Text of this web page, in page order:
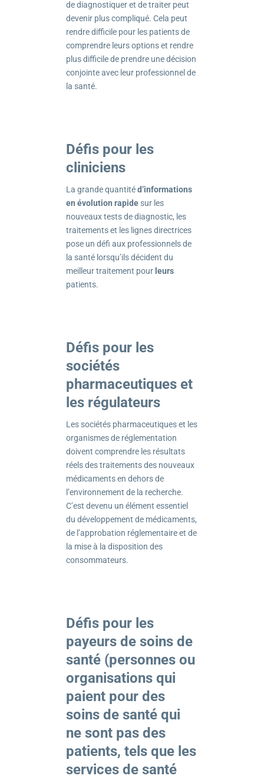
de diagnostiquer et de traiter peut
devenir plus compliqué. Cela peut
rendre difficile pour les patients de
comprendre leurs options et rendre
plus difficile de prendre une décision
conjointe avec leur professionnel de
la santé.
Défis pour les
cliniciens
La grande quantitéd’informations
en évolution rapidesur les
nouveaux tests de diagnostic, les
traitements et les lignes directrices
pose un défi aux professionnels de
la santé lorsqu’ils décident du
meilleur traitement pour leurs
patients.
Défis pour les
sociétés
pharmaceutiques et
les régulateurs
Les sociétés pharmaceutiques et les
organismes de réglementation
doivent comprendre les résultats
réels des traitements des nouveaux
médicaments en dehors de
l’environnement de la recherche.
C’est devenu un élément essentiel
du développement de médicaments,
de l’approbation réglementaire et de
la mise à la disposition des
consommateurs.
Défis pour les
payeurs de soins de
santé (personnes ou
organisations qui
paient pour des
soins de santé qui
ne sont pas des
patients, tels que les
services de santé